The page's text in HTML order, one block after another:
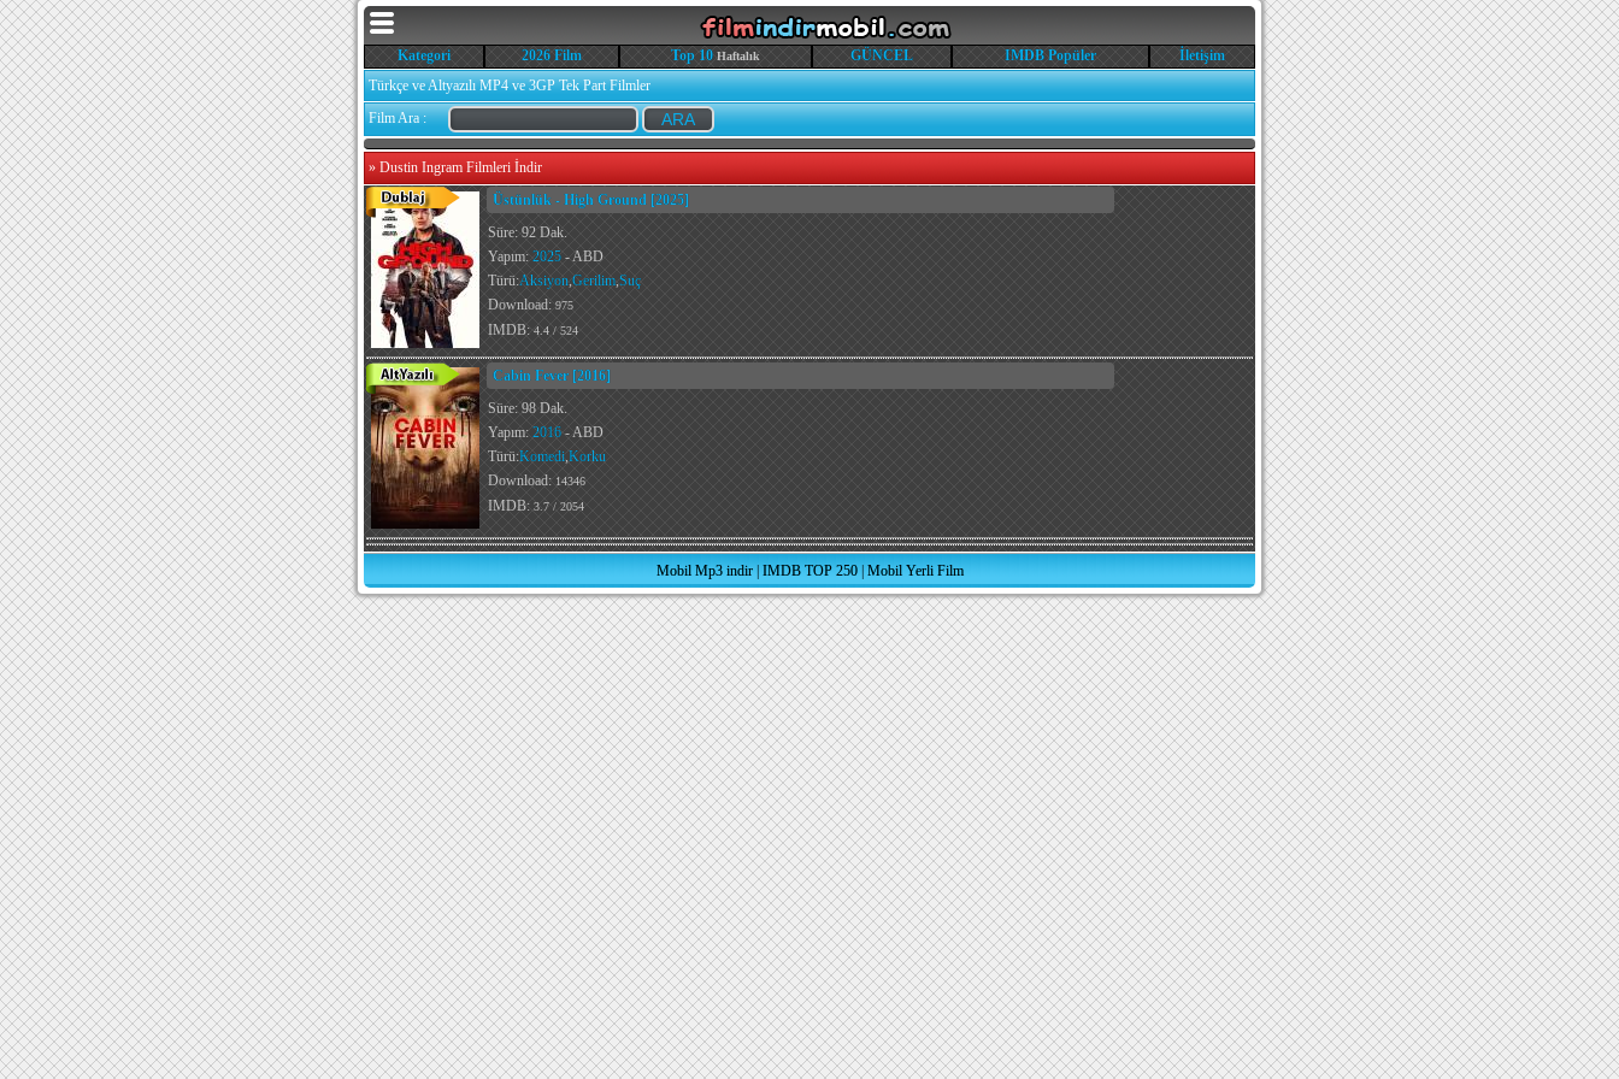
Kategori 2026 Film Top 10 Haftalık GÜNCEL IMDB Popüler
İletişim
Türkçe ve Altyazılı MP4 ve 3GP Tek Part Filmler
Film Ara :
» Dustin Ingram Filmleri İndir
Üstünlük - High Ground [2025]
Süre: 92 Dak.
Yapım: 2025 - ABD
Türü:Aksiyon,Gerilim,Suç
Download: 975
IMDB: 4.4 / 524
Cabin Fever [2016]
Süre: 98 Dak.
Yapım: 2016 - ABD
Türü:Komedi,Korku
Download: 14346
IMDB: 3.7 / 2054
Mobil Mp3 indir| IMDB TOP 250| Mobil Yerli Film